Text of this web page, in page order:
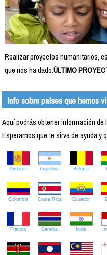
Realizar proyectos humanitarios,
que nos ha dado.ÚLTIMO
Info sobre países que hemos
Aquí podrás obtener información
Esperamos que te sirva de ayuda y
Andorra Argentina Bélgica
Colombia Costa Rica Ecuador
Francia Gambia India